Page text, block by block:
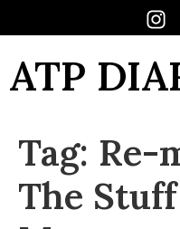
ATP
Tag: Re-
The